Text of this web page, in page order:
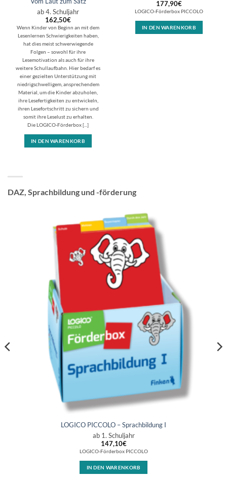
177,90€
LOGICO-Förderbox PICCOLO
IN DEN WARENKORB
ab 4. Schuljahr
162,50€
Wenn Kinder von Beginn an mit dem
Lesenlernen Schwierigkeiten haben,
hat dies meist schwerwiegende
Folgen – sowohl für ihre
Lesemotivation als auch für ihre
weitere Schullaufbahn. Hier bedarf es
einer gezielten Unterstützung mit
niedrigschwelligem, ansprechendem
Material, um die Kinder abzuholen,
ihre Lesefertigkeiten zu entwickeln,
ihren Lesefortschritt zu sichern und
somit ihre Leselust zu erhalten.
Die LOGICO-Förderbox [...]
IN DEN WARENKORB
DAZ, Sprachbildung und -förderung
LOGICO PICCOLO – Sprachbildung I
ab 1. Schuljahr
147,10€
LOGICO-Förderbox PICCOLO
IN DEN WARENKORB